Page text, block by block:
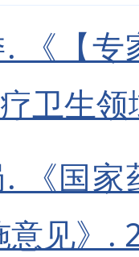
《【
卫生
《国
意见》.